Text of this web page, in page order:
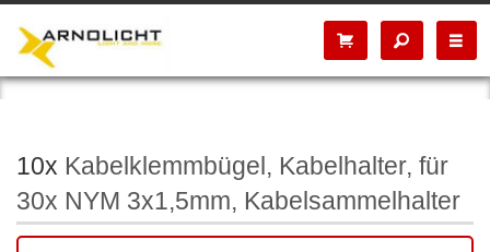
10x Kabelklemmbügel, Kabelhalter, für
30x NYM 3x1,5mm, Kabelsammelhalter